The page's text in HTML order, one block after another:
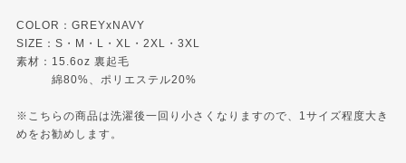
COLOR：GREYxNAVY
SIZE：S・M・L・XL・2XL・3XL
素材：15.6oz 裏起毛
綿80%、ポリエステル20%
※こちらの商品は洗濯後一回り小さくなりますので、1サイズ程度大き
めをお勧めします。